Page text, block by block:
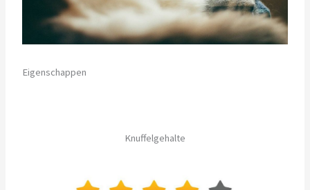
Eigenschappen
Knuffelgehalte